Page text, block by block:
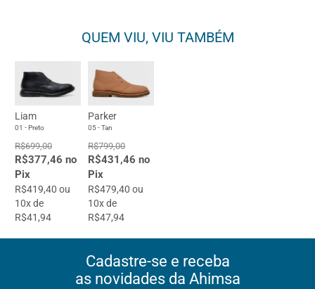
QUEM VIU, VIU TAMBÉM
Liam
01 - Preto
R$699,00
R$377,46 no
Pix
R$419,40 ou
10x de
R$41,94
Parker
05 - Tan
R$799,00
R$431,46 no
Pix
R$479,40 ou
10x de
R$47,94
Cadastre-se e receba
as novidades da Ahimsa